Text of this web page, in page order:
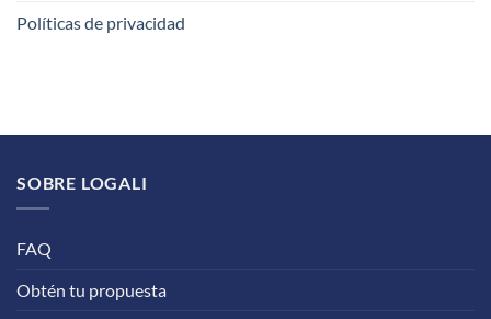
Políticas de privacidad
SOBRE LOGALI
FAQ
Obtén tu propuesta